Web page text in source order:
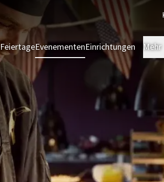
FeiertageEvenementenEinrichtungen Mehr